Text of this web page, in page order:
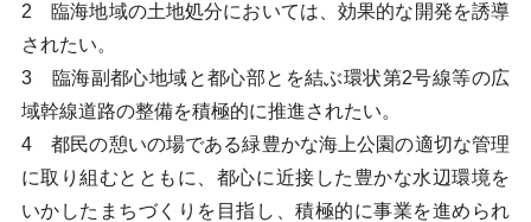
2 臨海地域の土地処分においては、効果的な開発を誘導
されたい。
3 臨海副都心地域と都心部とを結ぶ環状第2号線等の広
域幹線道路の整備を積極的に推進されたい。
4 都民の憩いの場である緑豊かな海上公園の適切な管理
に取り組むとともに、都心に近接した豊かな水辺環境を
いかしたまちづくりを目指し、積極的に事業を進められ